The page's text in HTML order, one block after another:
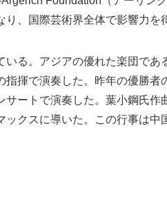
、国際芸術界全体で影響力を
いる。アジアの優れた楽団で
指揮で演奏した。昨年の優勝
サートで演奏した。葉小鋼氏
ックスに導いた。この行事は